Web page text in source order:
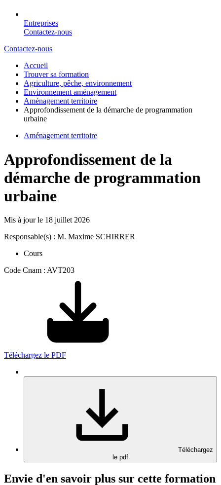
Entreprises
Contactez-nous
Contactez-nous
Accueil
Trouver sa formation
Agriculture, pêche, environnement
Environnement aménagement
Aménagement territoire
Approfondissement de la démarche de programmation
urbaine
Aménagement territoire
Approfondissement de la
démarche de programmation
urbaine
Mis à jour le 18 juillet 2026
Responsable(s) : M. Maxime SCHIRRER
Cours
Code Cnam : AVT203
Téléchargez le PDF
Téléchargez
le pdf
Envie d'en savoir plus sur cette formation